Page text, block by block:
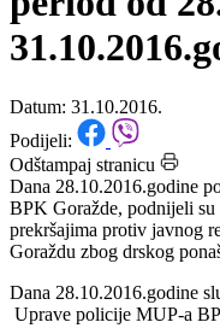
Uprava
period od
Datum: 31.10.2016.
Podijeli:
Odštampaj stranicu
Dana 28.10.2016.godine
prekršajima protiv javnog
Goraždu zbog drskog